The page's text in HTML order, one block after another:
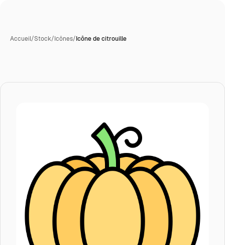
Accueil/Stock/Icônes/Icône de citrouille